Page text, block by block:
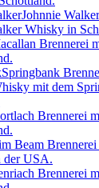
Johnnie
Whisky in
Brennerei
Springbank
mit dem
Brennerei
Beam
der USA.
Brennerei